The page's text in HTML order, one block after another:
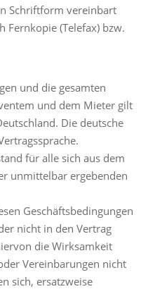
Schriftform vereinbart
Fernkopie (Telefax) bzw.
und die gesamten
und dem Mieter gilt
Die deutsche
für alle sich aus dem
unmittelbar ergebenden
Geschäftsbedingungen
nicht in den Vertrag
die Wirksamkeit
Vereinbarungen nicht
sich, ersatzweise